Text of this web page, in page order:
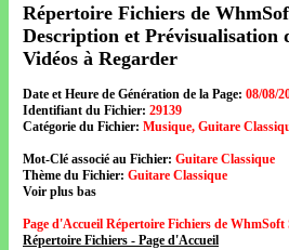
Répertoire Fichiers de
Description et Prévisualisation
Vidéos à Regarder
Date et Heure de Génération de la Page: 08/08/
Identifiant du Fichier: 29139
Catégorie du Fichier: Musique, Guitare
Mot-Clé associé au Fichier: Guitare Classique
Thème du Fichier: Guitare Classique
Voir plus bas
Page d'Accueil Répertoire Fichiers de WhmSoft
Répertoire Fichiers - Page d'Accueil